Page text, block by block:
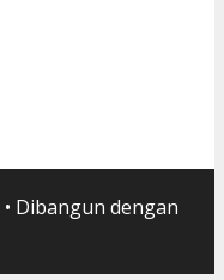
• Dibangun dengan